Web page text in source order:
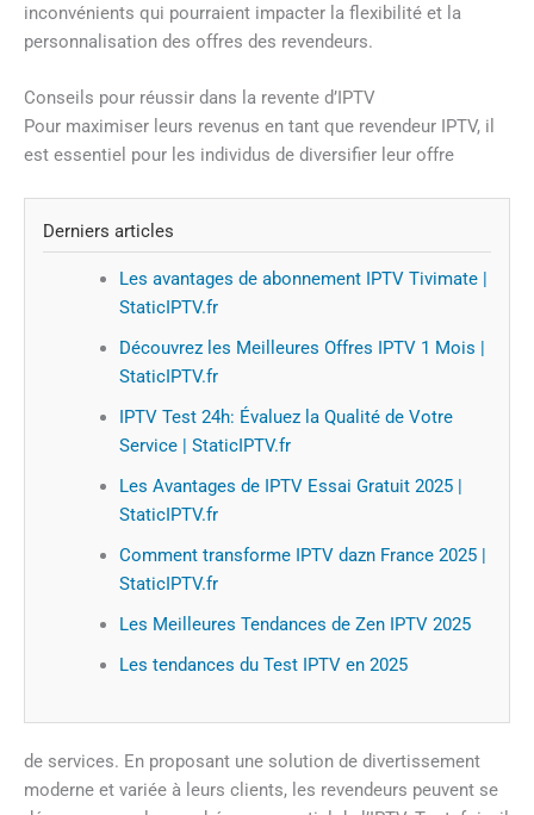
inconvénients qui pourraient impacter la flexibilité et la
personnalisation des offres des revendeurs.
Conseils pour réussir dans la revente d’IPTV
Pour maximiser leurs revenus en tant que revendeur IPTV, il
est essentiel pour les individus de diversifier leur offre
Derniers articles
Les avantages de abonnement IPTV Tivimate |
StaticIPTV.fr
Découvrez les Meilleures Offres IPTV 1 Mois |
StaticIPTV.fr
IPTV Test 24h: Évaluez la Qualité de Votre
Service | StaticIPTV.fr
Les Avantages de IPTV Essai Gratuit 2025 |
StaticIPTV.fr
Comment transforme IPTV dazn France 2025 |
StaticIPTV.fr
Les Meilleures Tendances de Zen IPTV 2025
Les tendances du Test IPTV en 2025
de services. En proposant une solution de divertissement
moderne et variée à leurs clients, les revendeurs peuvent se